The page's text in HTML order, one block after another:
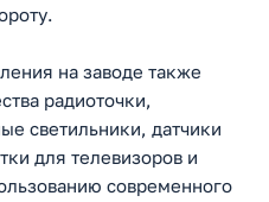
на заводе также
радиоточки,
светильники, датчики
для телевизоров и
современного